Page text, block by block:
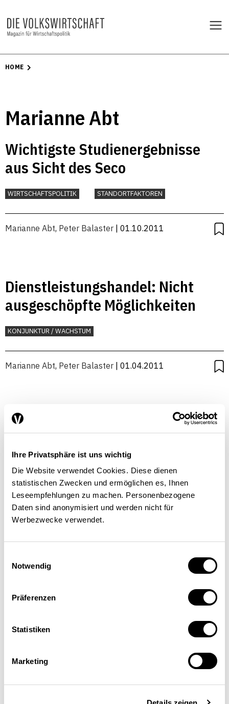
Ihre Privatsphäre ist uns wichtig
Die Website verwendet Cookies. Diese dienen
statistischen Zwecken und ermöglichen es, Ihnen
Leseempfehlungen zu machen. Personenbezogene
Daten sind anonymisiert und werden nicht für
Werbezwecke verwendet.
Notwendig
Präferenzen
Statistiken
Marketing
HOME
Marianne Abt
Wichtigste Studienergebnisse
aus Sicht des Seco
WIRTSCHAFTSPOLITIK STANDORTFAKTOREN
Marianne Abt, Peter Balaster | 01.10.2011
Dienstleistungshandel: Nicht
ausgeschöpfte Möglichkeiten
KONJUNKTUR / WACHSTUM
Marianne Abt, Peter Balaster | 01.04.2011
Bedeutung der
Partnern ausserhalb der EU
INTERNATIONAL
Marianne Abt | 01.10.2009